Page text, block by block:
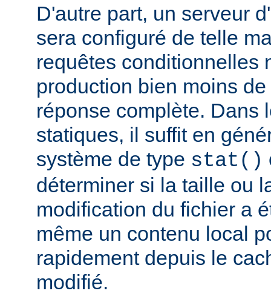
D'autre part, un serveur
sera configuré de telle
requêtes conditionnelles
production bien moins
réponse complète. Dans
statiques, il suffit en
système de type stat()
déterminer si la taille ou
modification du fichier a
même un contenu local
rapidement depuis le
modifié.